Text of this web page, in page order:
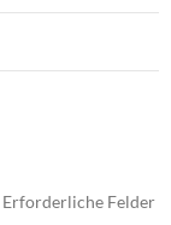
Erforderliche Felder